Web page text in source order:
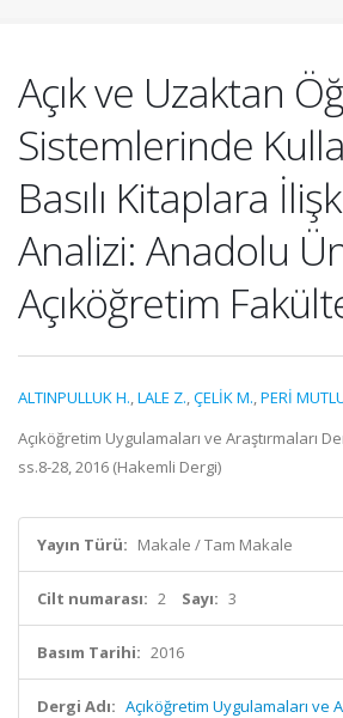
Açık ve Uzaktan
Sistemlerinde
Basılı Kitaplara
Analizi: Anadolu
Açıköğretim
ALTINPULLUK H.,LALE Z.,ÇELİK M.,PERİ
Açıköğretim Uygulamaları ve Araştırmaları
ss.8-28, 2016 (Hakemli Dergi)
Yayın Türü: Makale / Tam Makale
Cilt numarası: 2 Sayı: 3
Basım Tarihi: 2016
Dergi Adı: Açıköğretim Uygulamaları ve